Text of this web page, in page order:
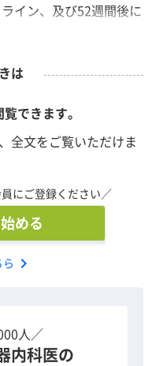
イン、及び52週間後に
は
覧できます。
全文をご覧いただけま
にご登録ください／
める
ら chevron_right
人／
内科医の